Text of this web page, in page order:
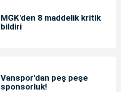
MGK'den 8 maddelik kritik
bildiri
Vanspor'dan peş peşe
sponsorluk!